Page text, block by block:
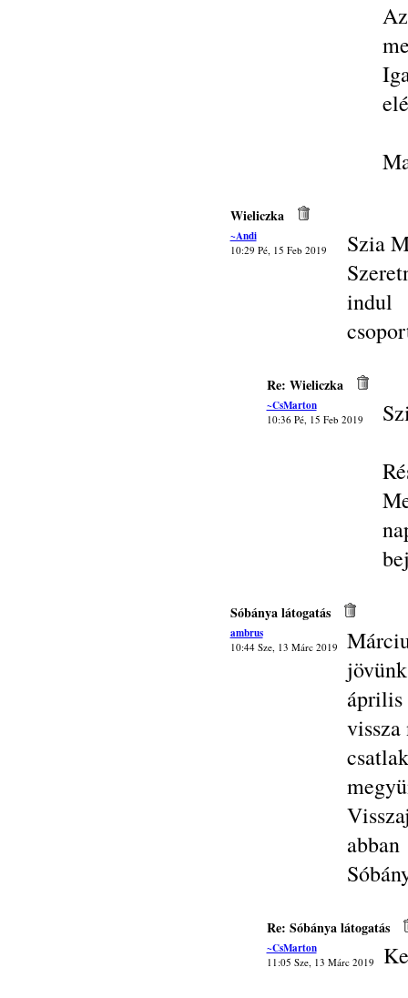
Wieliczka
~Andi
10:29 Pé, 15 Feb 2019
Szia
Re: Wieliczka
~CsMarton
10:36 Pé, 15 Feb 2019
Sóbánya látogatás
ambrus
10:44 Sze, 13 Márc 2019
Re: Sóbánya látogatás
~CsMarton
11:05 Sze, 13 Márc 2019